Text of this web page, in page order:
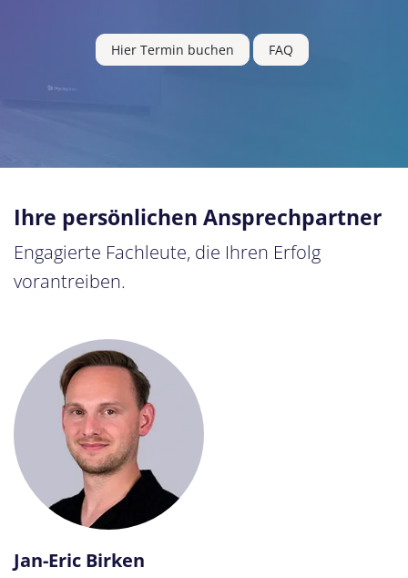
Hier Termin buchen FAQ
Ihre persönlichen Ansprechpartner
Engagierte Fachleute, die Ihren Erfolg
vorantreiben.
Jan-Eric Birken